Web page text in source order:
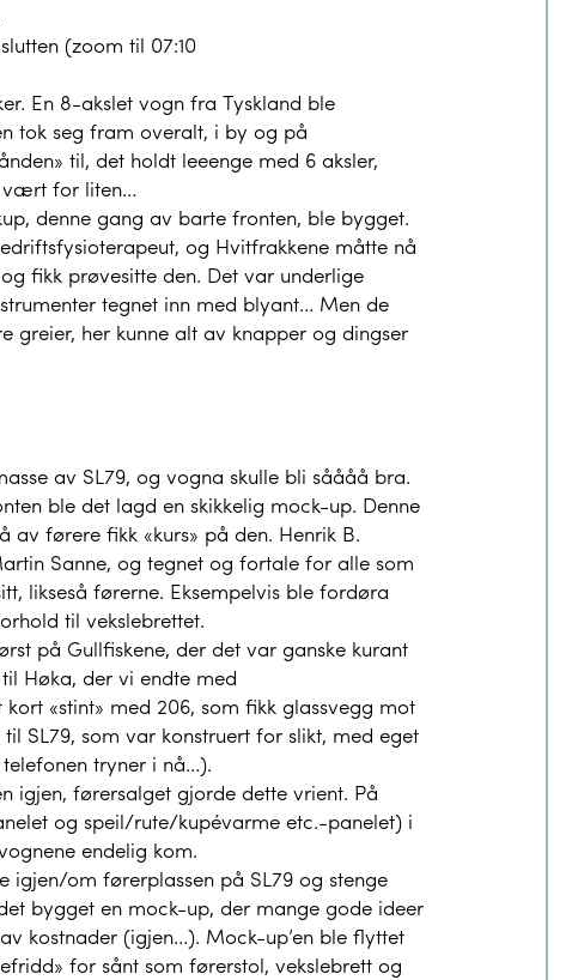
(zoom til 07:10
En 8-akslet vogn fra Tyskland ble
tok seg fram overalt, i by og på
til, det holdt leeenge med 6 aksler,
vært for liten…
denne gang av barte fronten, ble bygget.
og Hvitfrakkene måtte nå
fikk prøvesitte den. Det var underlige
tegnet inn med blyant… Men de
greier, her kunne alt av knapper og dingser
av SL79, og vogna skulle bli såååå bra.
ble det lagd en skikkelig mock-up. Denne
førere fikk «kurs» på den. Henrik B.
Sanne, og tegnet og fortale for alle som
likseså førerne. Eksempelvis ble fordøra
til vekslebrettet.
på Gullfiskene, der det var ganske kurant
Høka, der vi endte med
«stint» med 206, som fikk glassvegg mot
SL79, som var konstruert for slikt, med eget
tryner i nå…).
igjen, førersalget gjorde dette vrient. På
og speil/rute/kupévarme etc.-panelet) i
endelig kom.
igjen/om førerplassen på SL79 og stenge
bygget en mock-up, der mange gode ideer
kostnader (igjen…). Mock-up’en ble flyttet
for sånt som førerstol, vekslebrett og